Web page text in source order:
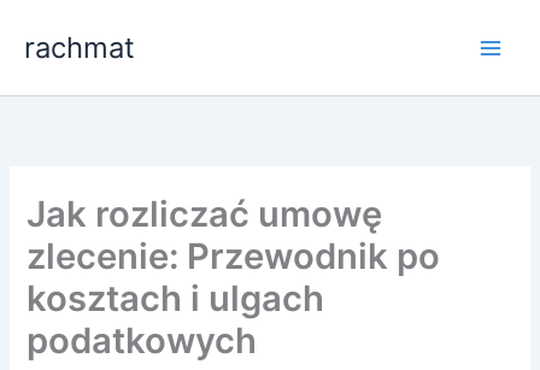
rachmat
Jak rozliczać umowę
zlecenie: Przewodnik po
kosztach i ulgach
podatkowych